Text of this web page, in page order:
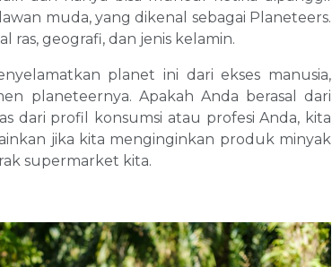
muda, yang dikenal sebagai Planeteers.
ras, geografi, dan jenis kelamin.
planet ini dari ekses manusia,
planeteernya. Apakah Anda berasal dari
dari profil konsumsi atau profesi Anda, kita
jika kita menginginkan produk minyak
supermarket kita.